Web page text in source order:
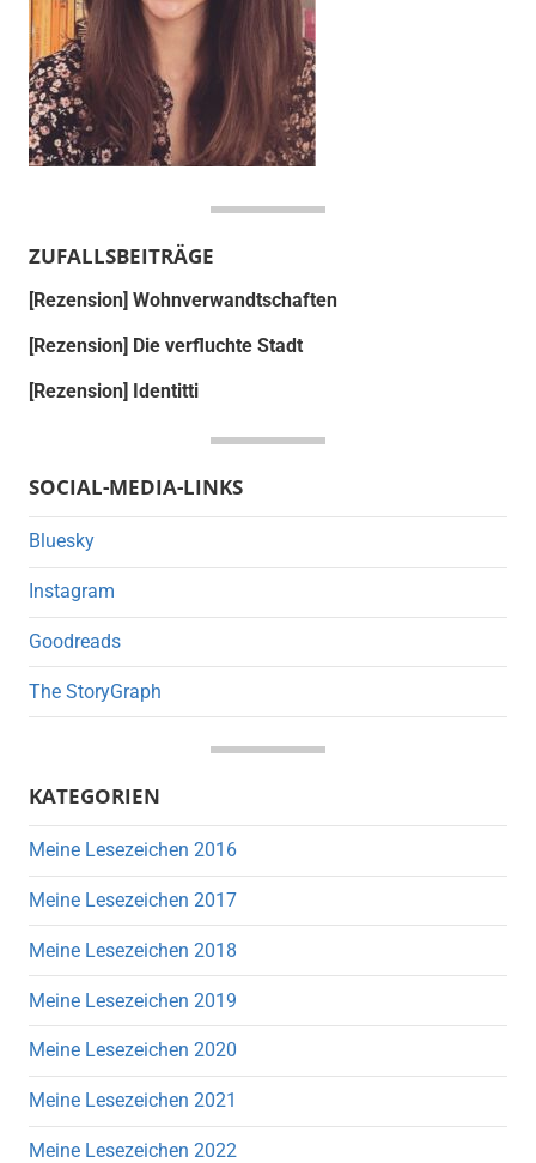
ZUFALLSBEITRÄGE
[Rezension] Wohnverwandtschaften
[Rezension] Die verfluchte Stadt
[Rezension] Identitti
SOCIAL-MEDIA-LINKS
Bluesky
Instagram
Goodreads
The StoryGraph
KATEGORIEN
Meine Lesezeichen 2016
Meine Lesezeichen 2017
Meine Lesezeichen 2018
Meine Lesezeichen 2019
Meine Lesezeichen 2020
Meine Lesezeichen 2021
Meine Lesezeichen 2022